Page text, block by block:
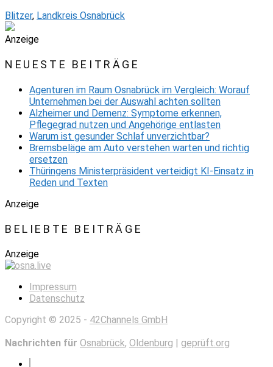
Blitzer, Landkreis Osnabrück
Anzeige
NEUESTE BEITRÄGE
Agenturen im Raum Osnabrück im Vergleich: Worauf
Unternehmen bei der Auswahl achten sollten
Alzheimer und Demenz: Symptome erkennen,
Pflegegrad nutzen und Angehörige entlasten
Warum ist gesunder Schlaf unverzichtbar?
Bremsbeläge am Auto verstehen warten und richtig
ersetzen
Thüringens Ministerpräsident verteidigt KI-Einsatz in
Reden und Texten
Anzeige
BELIEBTE BEITRÄGE
Anzeige
Impressum
Datenschutz
Copyright © 2025 - 42Channels GmbH
Nachrichten für Osnabrück, Oldenburg | geprüft.org